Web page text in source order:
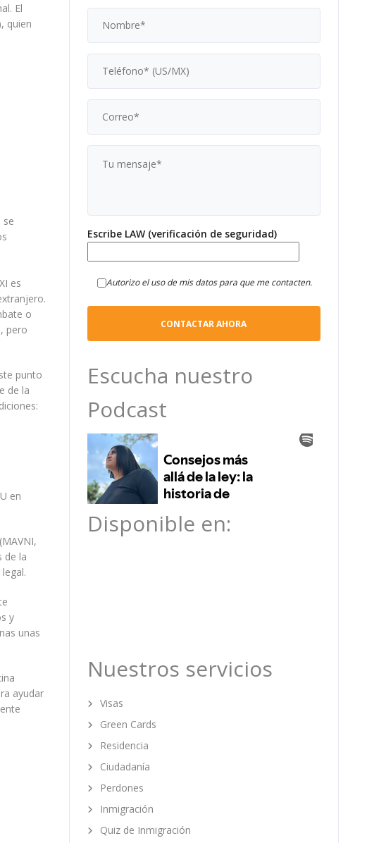
El
quien
se
es
o
pero
punto
de la
en
de la
y
unas
ayudar
Escribe LAW (verificación de seguridad)
Autorizo el uso de mis datos para que me contacten.
Escucha nuestro
Podcast
Disponible en:
Nuestros servicios
Visas
Green Cards
Residencia
Ciudadanía
Perdones
Inmigración
Quiz de Inmigración